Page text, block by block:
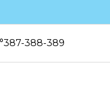
388-389